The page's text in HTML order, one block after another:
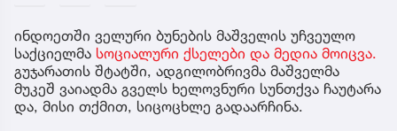
ინდოეთში ველური ბუნების მაშველის უჩვეულო
საქციელმა სოციალური ქსელები და მედია მოიცვა.
გუჯარათის შტატში, ადგილობრივმა მაშველმა
მუკეშ ვაიადმა გველს ხელოვნური სუნთქვა ჩაუტარა
და, მისი თქმით, სიცოცხლე გადაარჩინა.